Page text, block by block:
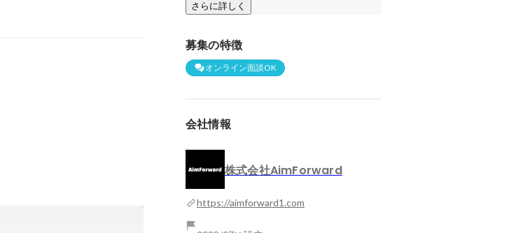
さらに詳しく
募集の特徴
オンライン面談OK
会社情報
株式会社AimForward
https://aimforward1.com